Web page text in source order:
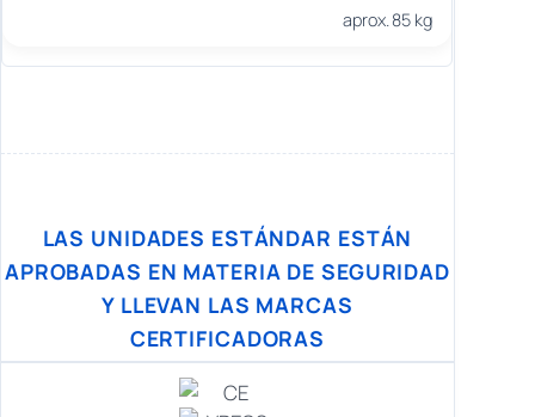
aprox. 85 kg
LAS UNIDADES ESTÁNDAR ESTÁN
APROBADAS EN MATERIA DE SEGURIDAD
Y LLEVAN LAS MARCAS
CERTIFICADORAS